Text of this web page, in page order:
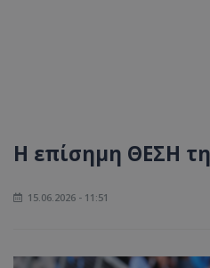
Η επίσημη ΘΕΣΗ
15.06.2026 - 11:51